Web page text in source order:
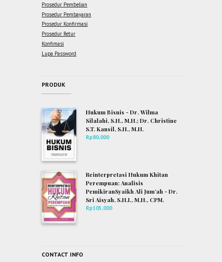
Prosedur Pembelian
Prosedur Pembayaran
Prosedur Konfirmasi
Prosedur Retur
Konfimasi
Lupa Password
PRODUK
Hukum Bisnis - Dr. Wilma
Silalahi, S.H., M.H.; Dr. Christine
S.T. Kansil, S.H., M.H.
Rp80,000
Reinterpretasi Hukum Khitan
Perempuan: Analisis
PemikiranSyaikh Ali Jum’ah - Dr.
Sri Aisyah, S.H.I., M.H., CPM.
Rp105,000
CONTACT INFO